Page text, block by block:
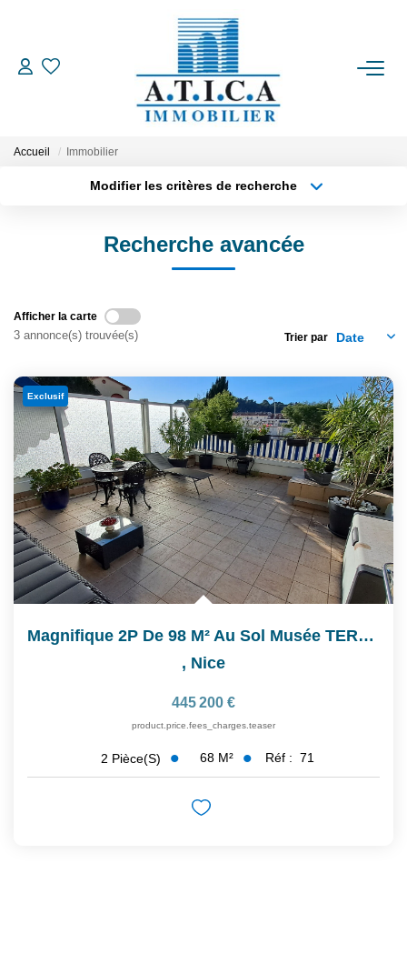
ACCUEIL
ESTIMATION
EN
Accueil Immobilier
Modifier les critères de recherche
Recherche avancée
Afficher la carte
3 annonce(s) trouvée(s) Trier par
Exclusif
Magnifique 2P De 98 M² Au Sol Musée TERRA AMATA
, Nice
445 200 €
product.price.fees_charges.teaser
2 Pièce(s) 68 M² Réf : 71